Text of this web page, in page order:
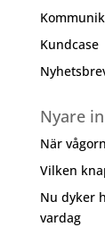
Kundcase
Nyare
När
Vilken
Nu dyker
vardag